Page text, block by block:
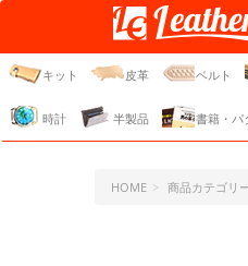
レザークラフ
ジェーピー
キット 皮革 ベルト
時計 半製品 書籍・パ
HOME 商品カテゴリ